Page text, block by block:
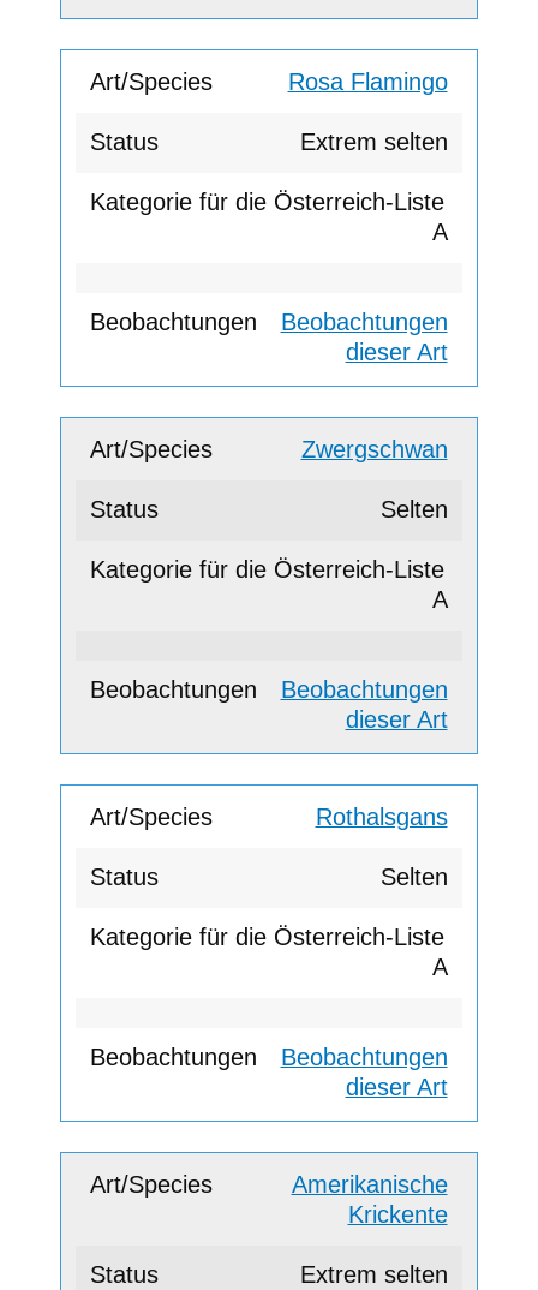
Rosa Flamingo
Extrem selten
A
Beobachtungen
dieser Art
Zwergschwan
Selten
A
Beobachtungen
dieser Art
Rothalsgans
Selten
A
Beobachtungen
dieser Art
Amerikanische
Krickente
Extrem selten